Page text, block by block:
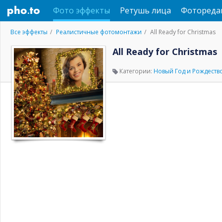
Фото эффекты Ретушь лица
Все эффекты Реалистичные фотомонтажи All Ready for Christmas
All Ready for Christmas
Категории: Новый Год и